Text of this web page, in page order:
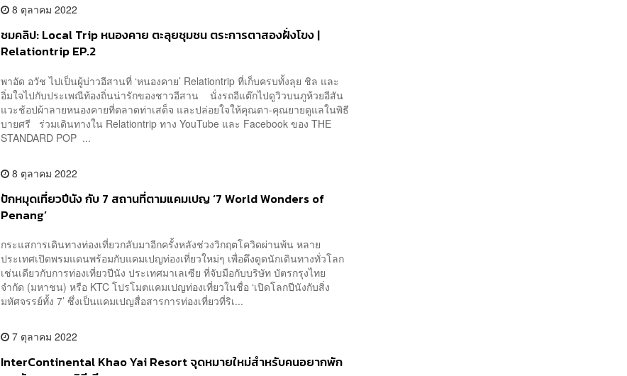
8 ตุลาคม 2022
ชมคลิป: Local Trip หนองคาย ตะลุยชุมชน ตระการตาสองฝั่งโขง |
Relationtrip EP.2
พาอัด อวัช ไปเป็นผู้บ่าวอีสานที่ ‘หนองคาย’ Relationtrip ที่เก็บครบทั้งลุย ชิล และ
อิ่มใจไปกับประเพณีท้องถิ่นน่ารักของชาวอีสาน นั่งรถอีแต๊กไปดูวิวบนภูห้วยอีสัน
แวะช้อปผ้าลายหนองคายที่ตลาดท่าเสด็จ และปล่อยใจให้คุณตา-คุณยายดูแลในพิธี
บายศรี ร่วมเดินทางใน Relationtrip ทาง YouTube และ Facebook ของ THE
STANDARD POP ...
8 ตุลาคม 2022
ปักหมุดเที่ยวปีนัง กับ 7 สถานที่ตามแคมเปญ ‘7 World Wonders of
Penang’
กระแสการเดินทางท่องเที่ยวกลับมาอีกครั้งหลังช่วงวิกฤตโควิดผ่านพ้น หลาย
ประเทศเปิดพรมแดนพร้อมกับแคมเปญท่องเที่ยวใหม่ๆ เพื่อดึงดูดนักเดินทางทั่วโลก
เช่นเดียวกับการท่องเที่ยวปีนัง ประเทศมาเลเซีย ที่จับมือกับบริษัท บัตรกรุงไทย
จำกัด (มหาชน) หรือ KTC โปรโมตแคมเปญท่องเที่ยวในชื่อ ‘เปิดโลกปีนังกับสิ่ง
มหัศจรรย์ทั้ง 7’ ซึ่งเป็นแคมเปญสื่อสารการท่องเที่ยวที่ริเ...
7 ตุลาคม 2022
InterContinental Khao Yai Resort จุดหมายใหม่สำหรับคนอยากพัก